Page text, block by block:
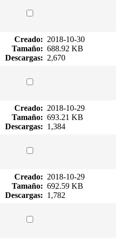
Creado:
Tamaño:
Descargas:
2018-10-30
688.92 KB
2,670
Creado:
Tamaño:
Descargas:
2018-10-29
693.21 KB
1,384
Creado:
Tamaño:
Descargas:
2018-10-29
692.59 KB
1,782